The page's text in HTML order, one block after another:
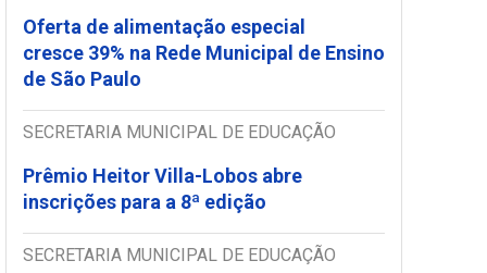
Oferta de alimentação especial
cresce 39% na Rede Municipal de Ensino
de São Paulo
SECRETARIA MUNICIPAL DE EDUCAÇÃO
Prêmio Heitor Villa-Lobos abre
inscrições para a 8ª edição
SECRETARIA MUNICIPAL DE EDUCAÇÃO